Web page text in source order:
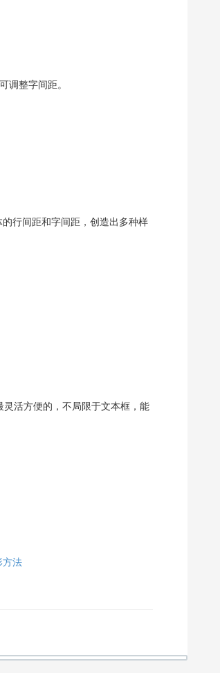
调整字间距。
行间距和字间距，创造出多种样
灵活方便的，不局限于文本框，能
方法